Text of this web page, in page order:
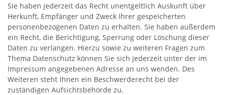
Sie haben jederzeit das Recht unentgeltlich Auskunft über
Herkunft, Empfänger und Zweck Ihrer gespeicherten
personenbezogenen Daten zu erhalten. Sie haben außerdem
ein Recht, die Berichtigung, Sperrung oder Löschung dieser
Daten zu verlangen. Hierzu sowie zu weiteren Fragen zum
Thema Datenschutz können Sie sich jederzeit unter der im
Impressum angegebenen Adresse an uns wenden. Des
Weiteren steht Ihnen ein Beschwerderecht bei der
zuständigen Aufsichtsbehörde zu.